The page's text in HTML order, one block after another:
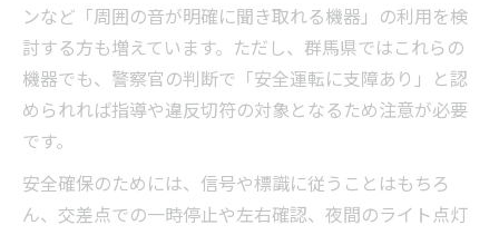
ンなど「周囲の音が明確に聞き取れる機器」の利用を検
討する方も増えています。ただし、群馬県ではこれらの
機器でも、警察官の判断で「安全運転に支障あり」と認
められれば指導や違反切符の対象となるため注意が必要
です。
安全確保のためには、信号や標識に従うことはもちろ
ん、交差点での一時停止や左右確認、夜間のライト点灯